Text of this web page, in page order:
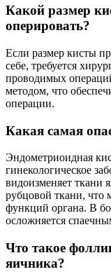
Какой размер
оперировать?
Если размер кисты
себе, требуется
проводимых
методом, что
операции.
Какая самая
Эндометриоидная
гинекологическое
видоизменяет ткани
рубцовой ткани, что
функций органа. В
осложняется
Что такое
яичника?